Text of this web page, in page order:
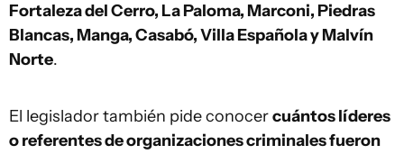
Fortaleza del Cerro, La Paloma, Marconi, Piedras
Blancas, Manga, Casabó, Villa Española y Malvín
Norte.
El legislador también pide conocercuántos líderes
o referentes de organizaciones criminales fueron